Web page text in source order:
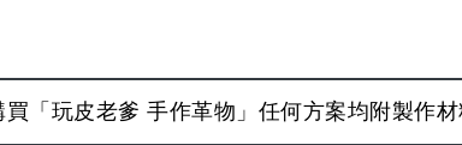
買「玩皮老爹 手作革物」任何方案均附製作